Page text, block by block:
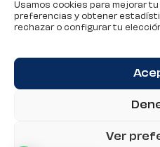
Usamos cookies para mejorar
preferencias y obtener
rechazar o configurar tu
Ver
Aviso Legal
Condiciones de
Política de Cookies
Este sitio está protegido por reCAPTCHA y se aplican la
Google.